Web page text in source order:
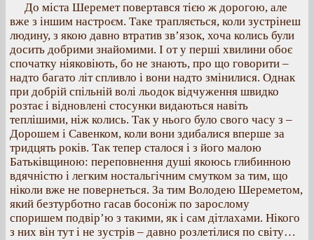
До міста Шеремет повертався тією ж дорогою, але
вже з іншим настроєм. Таке трапляється, коли зустрінеш
людину, з якою давно втратив зв’язок, хоча колись були
досить добрими знайомими. І от у перші хвилини обоє
спочатку ніяковіють, бо не знають, про що говорити –
надто багато літ спливло і вони надто змінилися. Однак
при добрій спільній волі льодок відчуження швидко
розтає і відновлені стосунки видаються навіть
теплішими, ніж колись. Так у нього було свого часу з –
Дорошем і Савенком, коли вони здибалися вперше за
тридцять років. Так тепер сталося і з його малою
Батьківщиною: переповнення душі якоюсь глибинною
вдячністю і легким ностальгічним смутком за тим, що
ніколи вже не повернеться. За тим Володею Шереметом,
який безтурботно гасав босоніж по зарослому
споришем подвір’ю з такими, як і сам дітлахами. Нікого
з них він тут і не зустрів – давно розлетілися по світу…